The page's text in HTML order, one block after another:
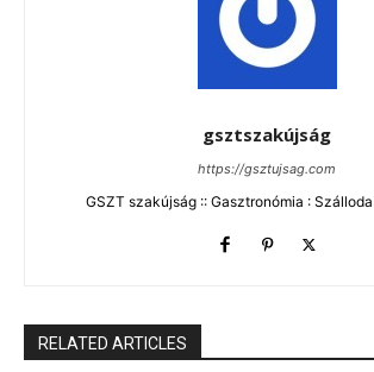
gsztszakújság
https://gsztujsag.com
GSZT szakújság :: Gasztronómia :
RELATED ARTICLES